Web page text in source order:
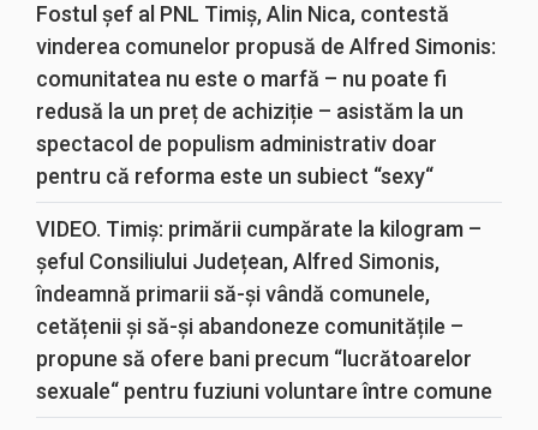
Fostul șef al PNL Timiș, Alin Nica, contestă
vinderea comunelor propusă de Alfred Simonis:
comunitatea nu este o marfă – nu poate fi
redusă la un preț de achiziție – asistăm la un
spectacol de populism administrativ doar
pentru că reforma este un subiect “sexy“
VIDEO. Timiș: primării cumpărate la kilogram –
șeful Consiliului Județean, Alfred Simonis,
îndeamnă primarii să-și vândă comunele,
cetățenii și să-și abandoneze comunitățile –
propune să ofere bani precum “lucrătoarelor
sexuale“ pentru fuziuni voluntare între comune